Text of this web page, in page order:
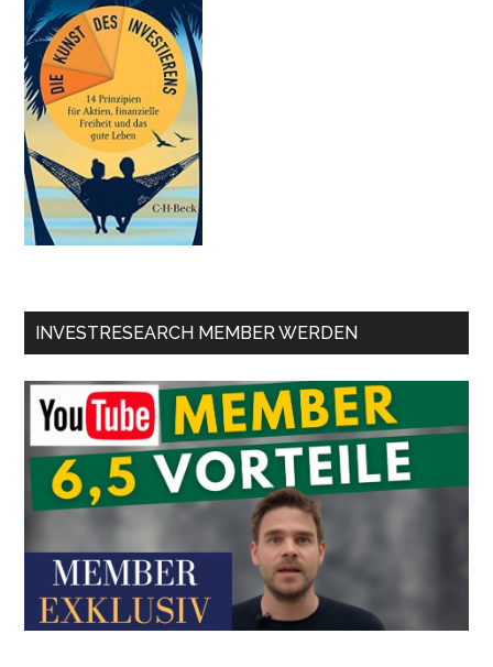
INVESTRESEARCH MEMBER WERDEN